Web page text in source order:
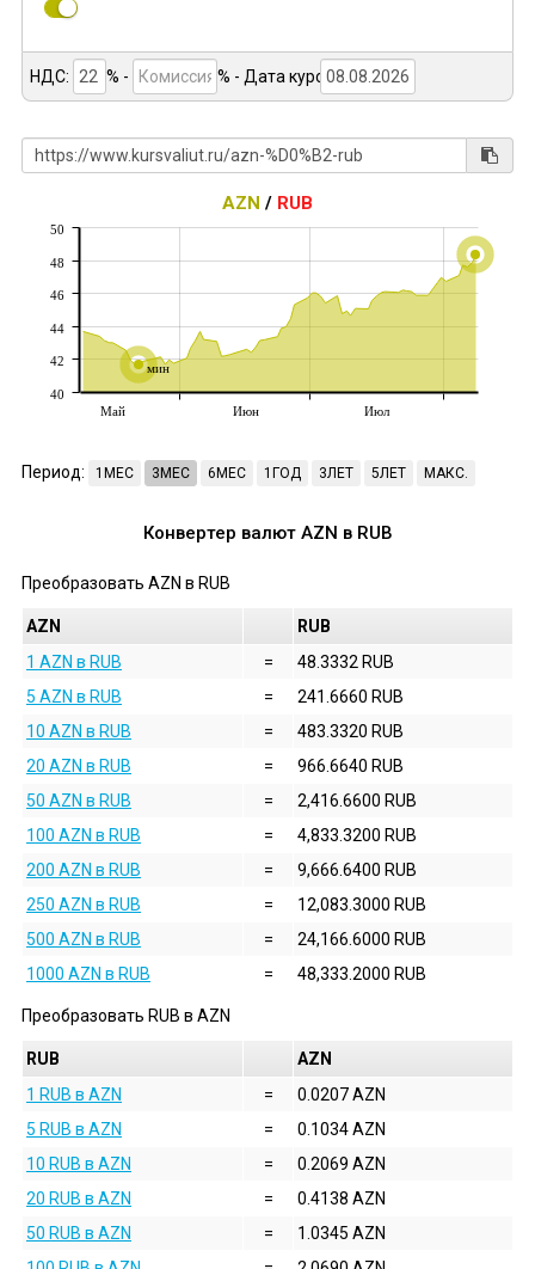
НДС: % - % - Дата курса:
AZN / RUB
мин
Май Июн Июл
40
42
44
46
48
50
Период: 1МЕС 3МЕС 6МЕС 1ГОД 3ЛЕТ 5ЛЕТ МАКС.
Конвертер валют AZN в RUB
Преобразовать AZN в RUB
AZN
RUB
1 AZN в RUB
=
48.3332 RUB
5 AZN в RUB
=
241.6660 RUB
10 AZN в RUB
=
483.3320 RUB
20 AZN в RUB
=
966.6640 RUB
50 AZN в RUB
=
2,416.6600 RUB
100 AZN в RUB
=
4,833.3200 RUB
200 AZN в RUB
=
9,666.6400 RUB
250 AZN в RUB
=
12,083.3000 RUB
500 AZN в RUB
=
24,166.6000 RUB
1000 AZN в RUB
= 48,333.2000 RUB
Преобразовать RUB в AZN
RUB
AZN
1 RUB в AZN
=
0.0207 AZN
5 RUB в AZN
=
0.1034 AZN
10 RUB в AZN
=
0.2069 AZN
20 RUB в AZN
=
0.4138 AZN
50 RUB в AZN
=
1.0345 AZN